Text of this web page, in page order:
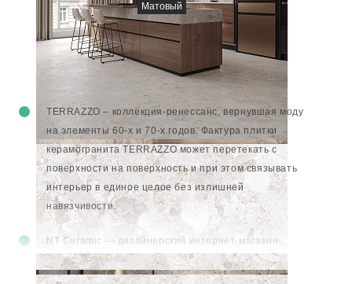
Матовый
3 100 ₽/м 2
TERRAZZO – коллекция-ренессанс, вернувшая моду
на элементы 60-х и 70-х годов. Фактураплитки
керамогранитаTERRAZZO может перетекать с
поверхности на поверхность и при этом связывать
интерьер в единое целое без излишней
навязчивости.
NT Ceramic — дизайнерский интернет-магазин
керамогранитной плиткис шоурумом в Москве.
Читать далее